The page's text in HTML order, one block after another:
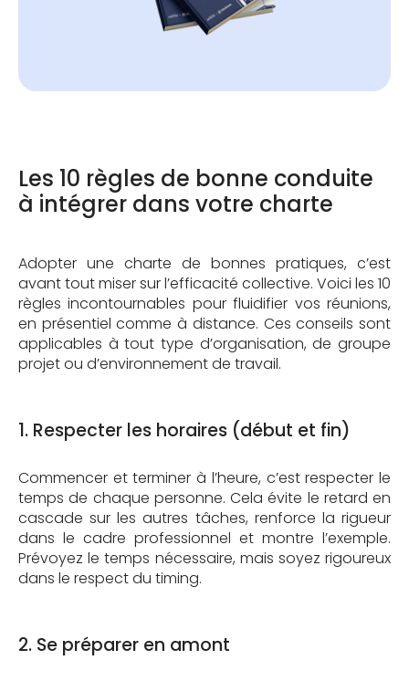
Les 10 règles de bonne conduite
à intégrer dans votre charte
Adopter une charte de bonnes pratiques, c’est
avant tout miser sur l’efficacité collective. Voici les 10
règles incontournables pour fluidifier vos réunions,
en présentiel comme à distance. Ces conseils sont
applicables à tout type d’organisation, de groupe
projet ou d’environnement de travail.
1. Respecter les horaires (début et fin)
Commencer et terminer à l’heure, c’est respecter le
temps de chaque personne. Cela évite le retard en
cascade sur les autres tâches, renforce la rigueur
dans le cadre professionnel et montre l’exemple.
Prévoyez le temps nécessaire, mais soyez rigoureux
dans le respect du timing.
2. Se préparer en amont